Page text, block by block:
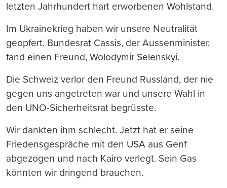
letzten Jahrhundert hart erworbenen Wohlstand.
Im Ukrainekrieg haben wir unsere Neutralität
geopfert. Bundesrat Cassis, der Aussenminister,
fand einen Freund, Wolodymir Selenskyi.
Die Schweiz verlor den Freund Russland, der nie
gegen uns angetreten war und unsere Wahl in
den UNO-Sicherheitsrat begrüsste.
Wir dankten ihm schlecht. Jetzt hat er seine
Friedensgespräche mit den USA aus Genf
abgezogen und nach Kairo verlegt. Sein Gas
könnten wir dringend brauchen.